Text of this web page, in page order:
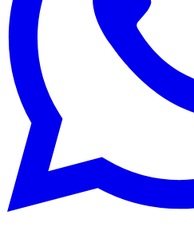
Palmeiras